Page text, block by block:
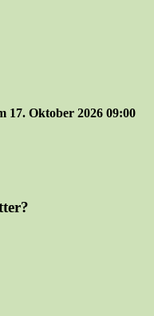
17. Oktober 2026 09:00